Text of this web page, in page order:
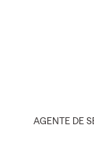
AGENTE DE